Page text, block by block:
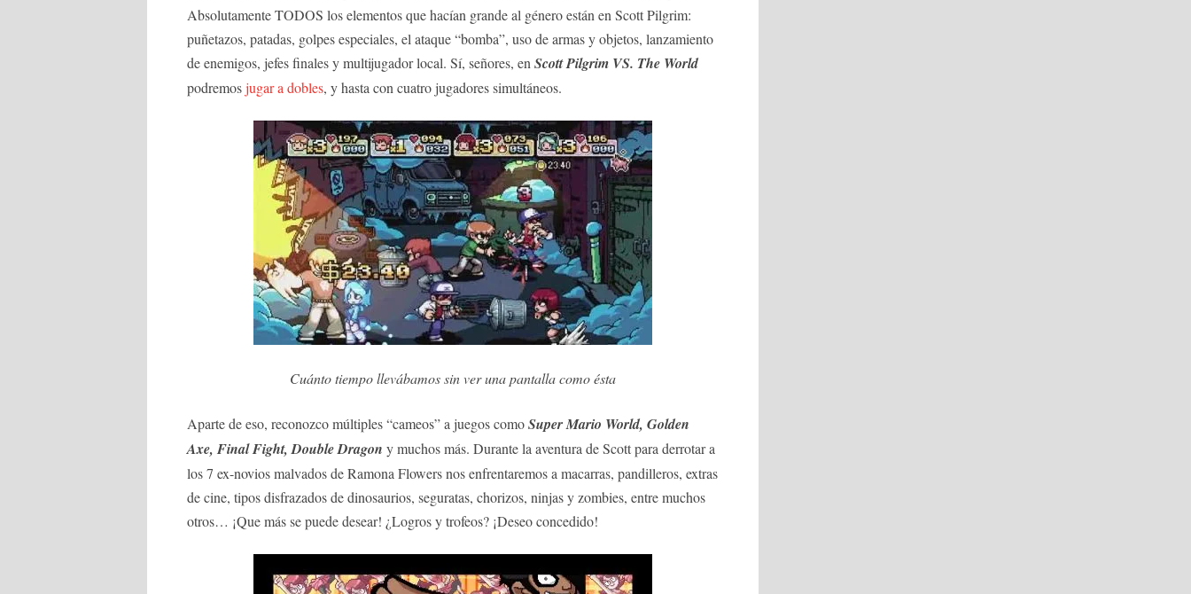
Absolutamente TODOS los elementos que hacían grande al género están en Scott Pilgrim:
puñetazos, patadas, golpes especiales, el ataque “bomba”, uso de armas y objetos, lanzamiento
de enemigos, jefes finales y multijugador local. Sí, señores, en Scott Pilgrim VS. The World
podremosjugar a dobles, y hasta con cuatro jugadores simultáneos.
Cuánto tiempo llevábamos sin ver una pantalla como ésta
Aparte de eso, reconozco múltiples “cameos” a juegos comoSuper Mario World, Golden
Axe, Final Fight, Double Dragon y muchos más. Durante la aventura de Scott para derrotar a
los 7 ex-novios malvados de Ramona Flowers nos enfrentaremos a macarras, pandilleros, extras
de cine, tipos disfrazados de dinosaurios, seguratas, chorizos, ninjas y zombies, entre muchos
otros… ¡Que más se puede desear! ¿Logros y trofeos? ¡Deseo concedido!